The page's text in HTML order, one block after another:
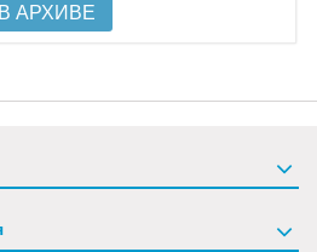
В АРХИВЕ